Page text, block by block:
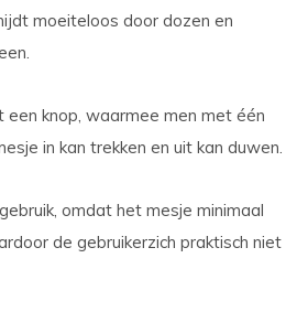
moeiteloos door dozen en
knop, waarmee men met één
in kan trekken en uit kan duwen.
omdat het mesje minimaal
de gebruikerzich praktisch niet